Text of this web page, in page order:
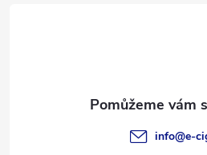
info@e-